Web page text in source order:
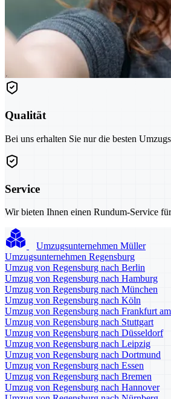
Qualität
Bei uns erhalten Sie nur die besten
Service
Wir bieten Ihnen einen Rundum-Service
Umzugsunternehmen Müller
Umzugsunternehmen Regensburg
Umzug von Regensburg nach Berlin
Umzug von Regensburg nach Hamburg
Umzug von Regensburg nach München
Umzug von Regensburg nach Köln
Umzug von Regensburg nach Frankfurt
Umzug von Regensburg nach Stuttgart
Umzug von Regensburg nach Düsseldorf
Umzug von Regensburg nach Leipzig
Umzug von Regensburg nach Dortmund
Umzug von Regensburg nach Essen
Umzug von Regensburg nach Bremen
Umzug von Regensburg nach Hannover